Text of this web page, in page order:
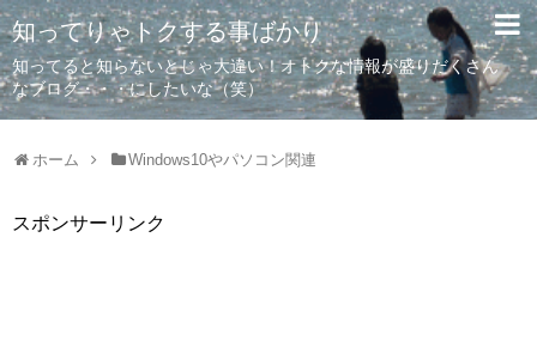
知ってりゃトクする事ばかり
知ってると知らないとじゃ大違い！オトクな情報が盛りだくさん
なブログ・・・にしたいな（笑）
ホーム Windows10やパソコン関連
スポンサーリンク